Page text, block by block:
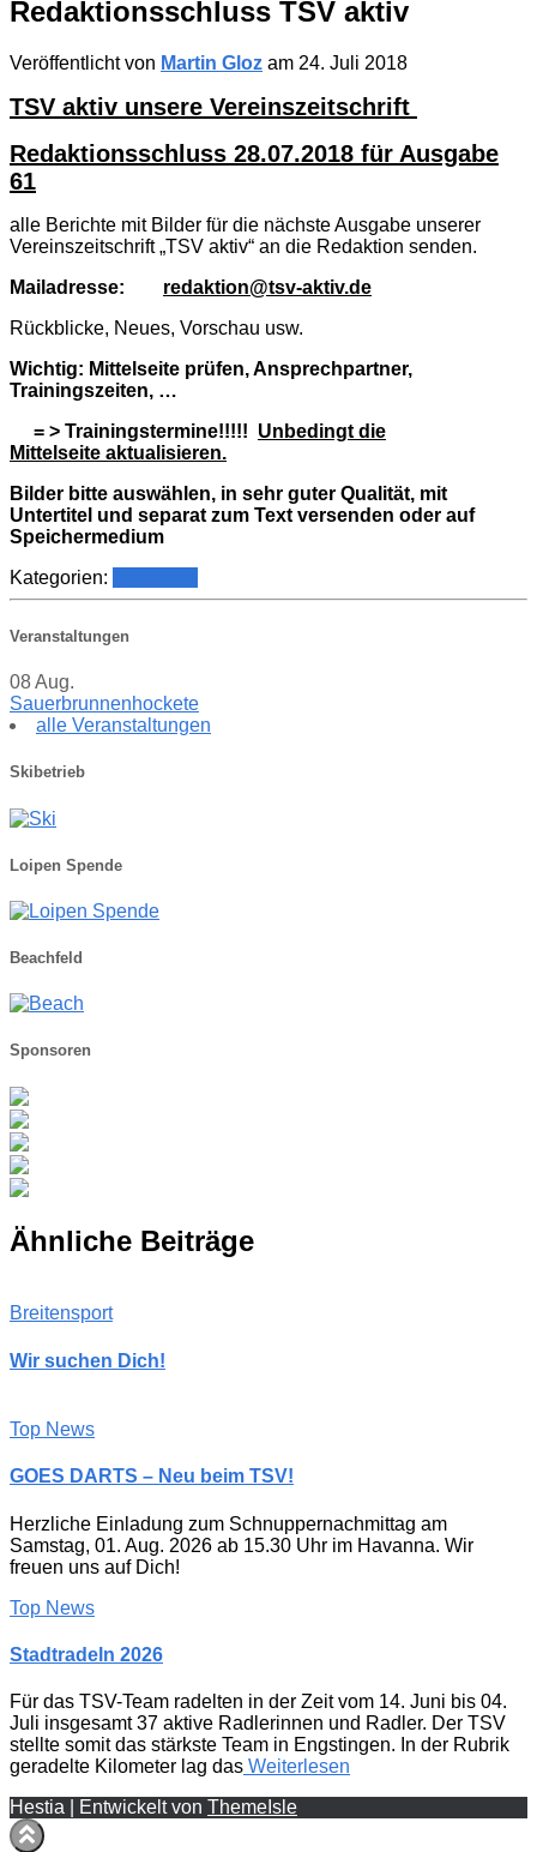
Redaktionsschluss TSV aktiv
Veröffentlicht von Martin Gloz am 24. Juli 2018
TSV aktiv unsere Vereinszeitschrift
Redaktionsschluss 28.07.2018 für Ausgabe
61
alle Berichte mit Bilder für die nächste Ausgabe unserer
Vereinszeitschrift „TSV aktiv“ an die Redaktion senden.
Mailadresse: redaktion@tsv-aktiv.de
Rückblicke, Neues, Vorschau usw.
Wichtig: Mittelseite prüfen, Ansprechpartner,
Trainingszeiten, …
= > Trainingstermine!!!!! Unbedingt die
Mittelseite aktualisieren.
Bilder bitte auswählen, in sehr guter Qualität, mit
Untertitel und separat zum Text versenden oder auf
Speichermedium
Kategorien:
Veranstaltungen
08Aug.
Sauerbrunnenhockete
alle Veranstaltungen
Skibetrieb
Loipen Spende
Beachfeld
Sponsoren
Ähnliche Beiträge
Breitensport
Wir suchen Dich!
Top News
GOES DARTS – Neu beim TSV!
Herzliche Einladung zum Schnuppernachmittag am
Samstag, 01. Aug. 2026 ab 15.30 Uhr im Havanna. Wir
freuen uns auf Dich!
Top News
Stadtradeln 2026
Für das TSV-Team radelten in der Zeit vom 14. Juni bis 04.
Juli insgesamt 37 aktive Radlerinnen und Radler. Der TSV
stellte somit das stärkste Team in Engstingen. In der Rubrik
geradelte Kilometer lag das Weiterlesen
Hestia | Entwickelt von ThemeIsle